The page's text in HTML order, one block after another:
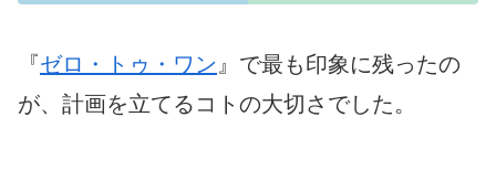
『ゼロ・トゥ・ワン 』で最も印象に残ったの
が、計画を立てるコトの大切さでした。